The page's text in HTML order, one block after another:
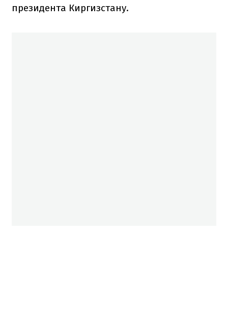
президента Киргизстану.